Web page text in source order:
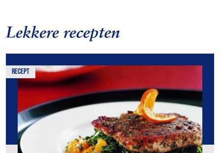
Lekkere recepten
recept